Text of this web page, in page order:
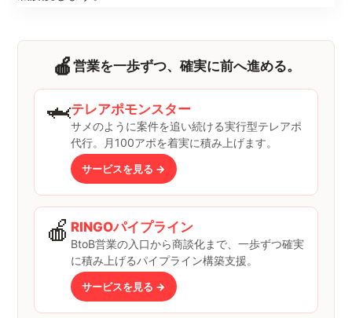
🍎 営業を一歩ずつ、確実に前へ進める。
🦈テレアポモンスター
サメのように案件を追い続ける実行型テレアポ
代行。月100アポを着実に積み上げます。
サービスを見る →
🍎 RINGOパイプライン
BtoB営業の入口から商談化まで、一歩ずつ確実
に積み上げるパイプライン構築支援。
サービスを見る →